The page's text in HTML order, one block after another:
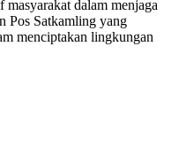
masyarakat dalam menjaga
Pos Satkamling yang
menciptakan lingkungan